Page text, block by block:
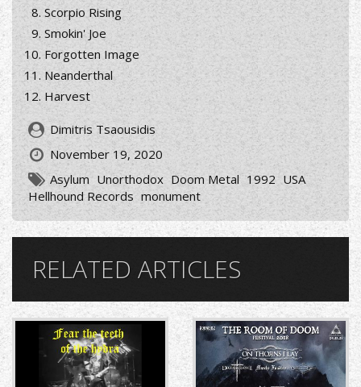
Scorpio Rising
Smokin' Joe
Forgotten Image
Neanderthal
Harvest
Dimitris Tsaousidis
November 19, 2020
Asylum Unorthodox Doom Metal 1992 USA
Hellhound Records monument
RELATED ARTICLES